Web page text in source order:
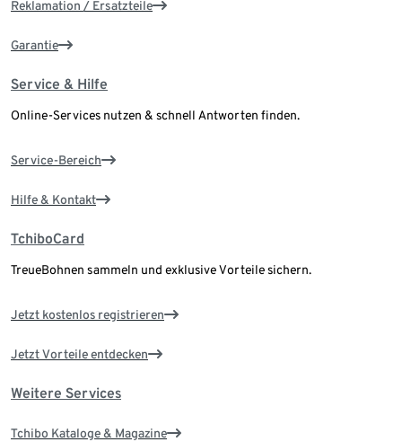
Reklamation / Ersatzteile
Garantie
Service & Hilfe
Online-Services nutzen & schnell Antworten finden.
Service-Bereich
Hilfe & Kontakt
TchiboCard
TreueBohnen sammeln und exklusive Vorteile sichern.
Jetzt kostenlos registrieren
Jetzt Vorteile entdecken
Weitere Services
Tchibo Kataloge & Magazine